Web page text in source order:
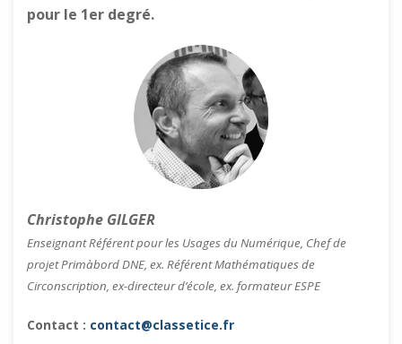
pour le 1er degré.
Christophe GILGER
Enseignant Référent pour les Usages du Numérique, Chef de
projet Primàbord DNE, ex. Référent Mathématiques de
Circonscription, ex-directeur d’école, ex. formateur ESPE
Contact : contact@classetice.fr